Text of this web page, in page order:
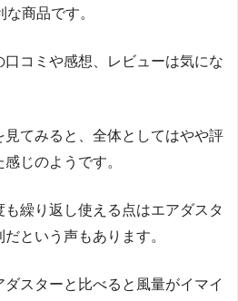
商品です。
コミや感想、レビューは気にな
てみると、全体としてはやや評
じのようです。
繰り返し使える点はエアダスタ
という声もあります。
スターと比べると風量がイマイ